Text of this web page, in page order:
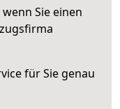
wenn Sie einen
für Sie genau